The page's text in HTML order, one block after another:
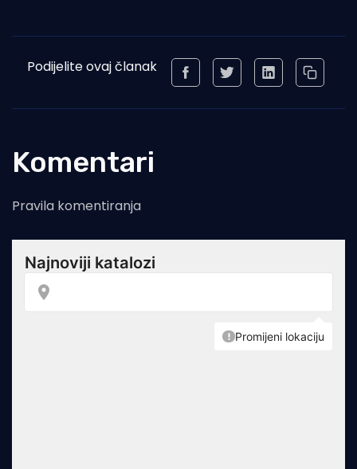
Podijelite ovaj članak
Komentari
Pravila komentiranja